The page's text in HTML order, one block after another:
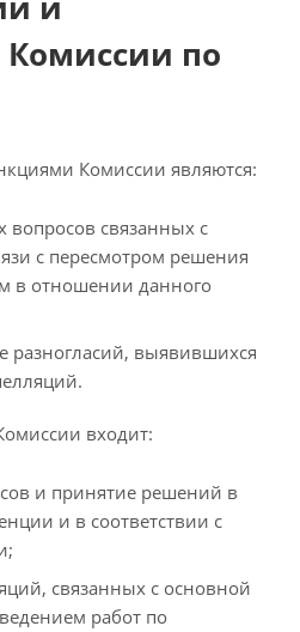
Комиссии по
Комиссии являются:
вопросов связанных с
с пересмотром решения
в отношении данного
разногласий, выявившихся
входит:
и принятие решений в
и в соответствии с
связанных с основной
работ по